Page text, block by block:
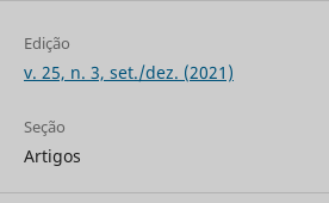
Edição
v. 25, n. 3, set./dez. (2021)
Seção
Artigos